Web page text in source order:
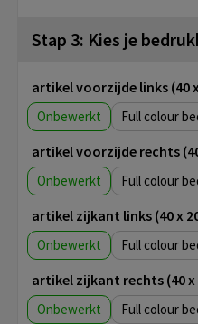
Stap 3: Kies je
artikel voorzijde links (40
Onbewerkt Full colour
artikel voorzijde rechts
Onbewerkt Full colour
artikel zijkant links (40 x
Onbewerkt Full colour
artikel zijkant rechts (40 x
Onbewerkt Full colour